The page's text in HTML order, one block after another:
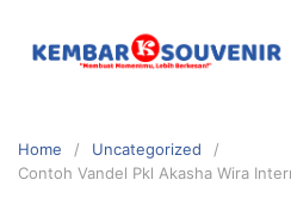
Home
Uncategorized
Contoh Vandel Pkl Akasha Wira